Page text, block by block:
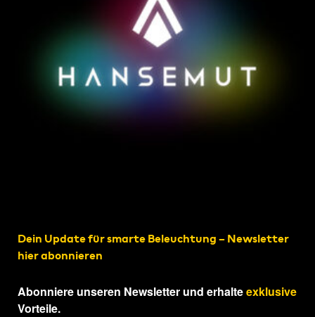
Dein Update für smarte Beleuchtung – Newsletter
hier abonnieren
Abonniere unseren Newsletter und erhalteexklusive
Vorteile.